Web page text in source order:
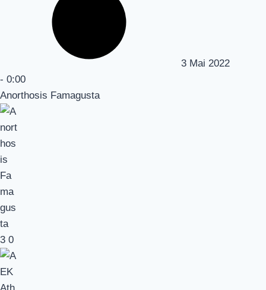
3 Mai 2022
- 0:00
Anorthosis Famagusta
3 0